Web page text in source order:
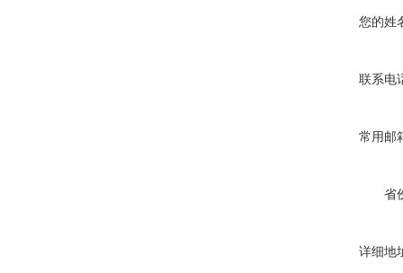
您的姓
联系电
常用邮
省
详细地